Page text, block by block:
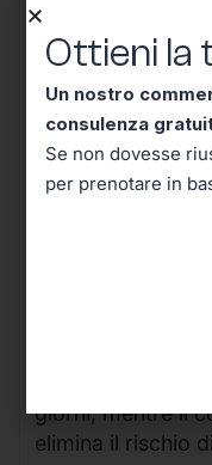
business in
giorni, mentre il
elimina il rischio
Ottieni la
Un nostro
consulenza
Se non dovesse
per prenotare in